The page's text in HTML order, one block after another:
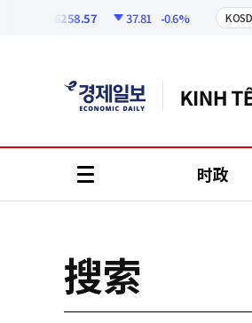
6258.57 37.81 -0.6% KOSDAQ
时政
搜索